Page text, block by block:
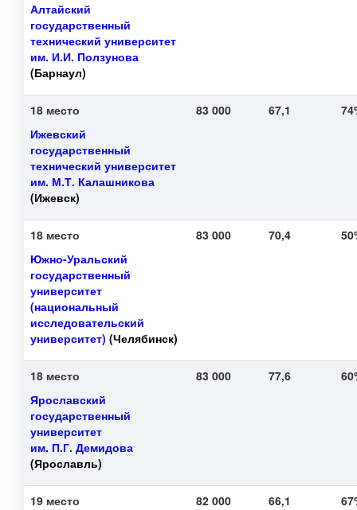
Алтайский
государственный
технический университет
им. И.И. Ползунова
(Барнаул)
18 место
Ижевский
государственный
технический университет
им. М.Т. Калашникова
(Ижевск)
83 000 67,1
18 место
Южно-Уральский
государственный
университет
(национальный
исследовательский
университет) (Челябинск)
83 000 70,4
18 место
Ярославский
государственный
университет
им. П.Г. Демидова
(Ярославль)
83 000 77,6
19 место
82 000 66,1